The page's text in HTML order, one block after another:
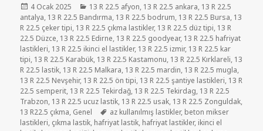
Yayın
tarihi
4 Ocak 2025 Kategoriler
13 R 22.5 afyon, 13 R 22.5 ankara, 13 R 22.5
antalya, 13 R 22.5 Bandırma, 13 R 22.5 bodrum, 13 R 22.5 Bursa, 13
R 22.5 çeker tipi, 13 R 22.5 çıkma lastikler, 13 R 22.5 düz tipi, 13 R
22.5 Düzce, 13 R 22.5 Edirne, 13 R 22.5 goodyear, 13 R 22.5 hafriyat
lastikleri, 13 R 22.5 ikinci el lastikler, 13 R 22.5 izmir, 13 R 22.5 kar
tipi, 13 R 22.5 Karabük, 13 R 22.5 Kastamonu, 13 R 22.5 Kırklareli, 13
R 22.5 lastik, 13 R 22.5 Malkara, 13 R 22.5 mardin, 13 R 22.5 mugla,
13 R 22.5 Nevşehir, 13 R 22.5 ön tipi, 13 R 22.5 şantiye lastikleri, 13 R
22.5 semperit, 13 R 22.5 Tekirdağ, 13 R 22.5 Tekirdag, 13 R 22.5
Trabzon, 13 R 22.5 ucuz lastik, 13 R 22.5 usak, 13 R 22.5 Zonguldak,
13 R22.5 çıkma, Genel Etiketler
az kullanılmış lastikler, beton mikser
lastikleri, çıkma lastik, hafriyat lastik, hafriyat lastikler, ikinci el